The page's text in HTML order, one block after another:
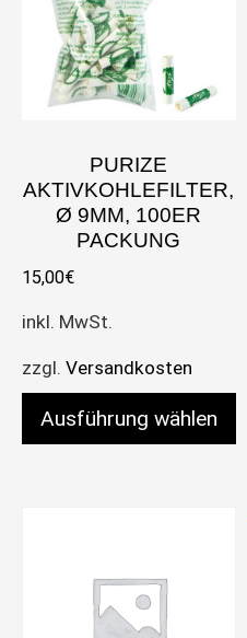
PURIZE
AKTIVKOHLEFILTER,
Ø 9MM, 100ER
PACKUNG
15,00€
inkl. MwSt.
zzgl. Versandkosten
Ausführung wählen